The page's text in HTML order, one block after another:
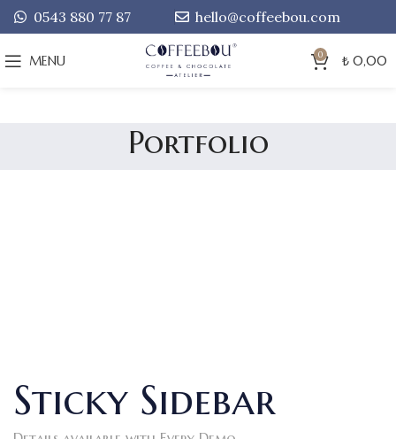
0543 880 77 87 hello@coffeebou.com
MENU 0 ₺ 0,00
Portfolio
Sticky Sidebar